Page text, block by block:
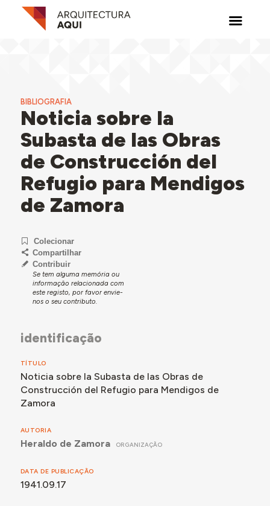
BIBLIOGRAFIA
Noticia sobre la
Subasta de las Obras
de Construcción del
Refugio para Mendigos
de Zamora
Colecionar
Compartilhar
Contribuir
Se tem alguma memória ou
informação relacionada com
este registo, por favor envie-
nos o seu contributo.
identificação
TÍTULO
Noticia sobre la Subasta de las Obras de
Construcción del Refugio para Mendigos de
Zamora
AUTORIA
Heraldo de Zamora ORGANIZAÇÃO
DATA DE PUBLICAÇÃO
1941.09.17